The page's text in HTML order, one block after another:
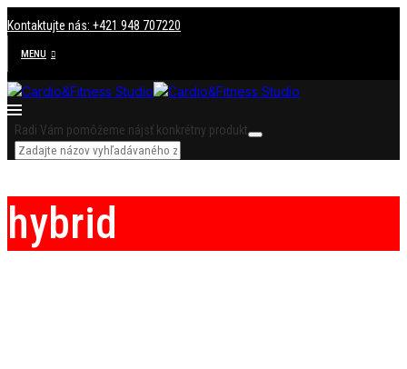
Kontaktujte nás: +421 948 707220
MENU
Radi Vám pomôžeme nájsť konkrétny produkt
hybrid